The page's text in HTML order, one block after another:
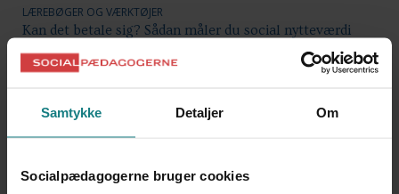
Samtykke Detaljer Om
Socialpædagogerne bruger cookies
LÆREBØGER OG VÆRKTØJER
Kan det betale sig? Sådan måler du social nytteværdi
Mette Lindgaard, Peter Thorgaard
Udgivet 2015
DOKUMENTATION OG UDVIKLINGSARBEJDE
Få mere ud af trivselsmålingen - Gode råd til ledere om
Udgivet 2012